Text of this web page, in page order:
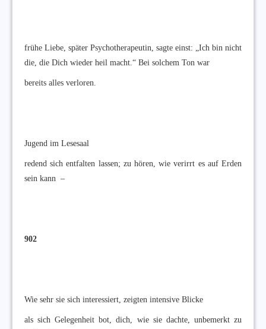
frühe Liebe, später Psychotherapeutin, sagte einst: „Ich bin nicht
die, die Dich wieder heil macht.“ Bei solchem Ton war
bereits alles verloren.
Jugend im Lesesaal
redend sich entfalten lassen; zu hören, wie verirrt es auf Erden
sein kann –
902
Wie sehr sie sich interessiert, zeigten intensive Blicke
als sich Gelegenheit bot, dich, wie sie dachte, unbemerkt zu